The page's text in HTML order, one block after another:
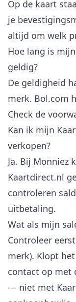
Op de kaart
je
altijd om welk
Hoe lang is
geldig?
De geldigheid
merk. Bol.com
Check de
Kan ik mijn
verkopen?
Ja. Bij Monniez
Kaartdirect.nl
controleren
uitbetaling.
Wat als mijn
Controleer
merk). Klopt
contact op met
— niet met